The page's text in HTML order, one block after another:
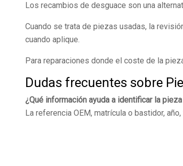
Los recambios de desguace son una
Cuando se trata de piezas usadas, la
cuando aplique.
Para reparaciones donde el coste de la
Dudas frecuentes sobre
¿Qué información ayuda a identificar la
La referencia OEM, matrícula o bastidor,